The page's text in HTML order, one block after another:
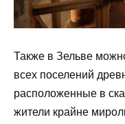
Также в Зельве
всех поселений
расположенные в
жители крайне